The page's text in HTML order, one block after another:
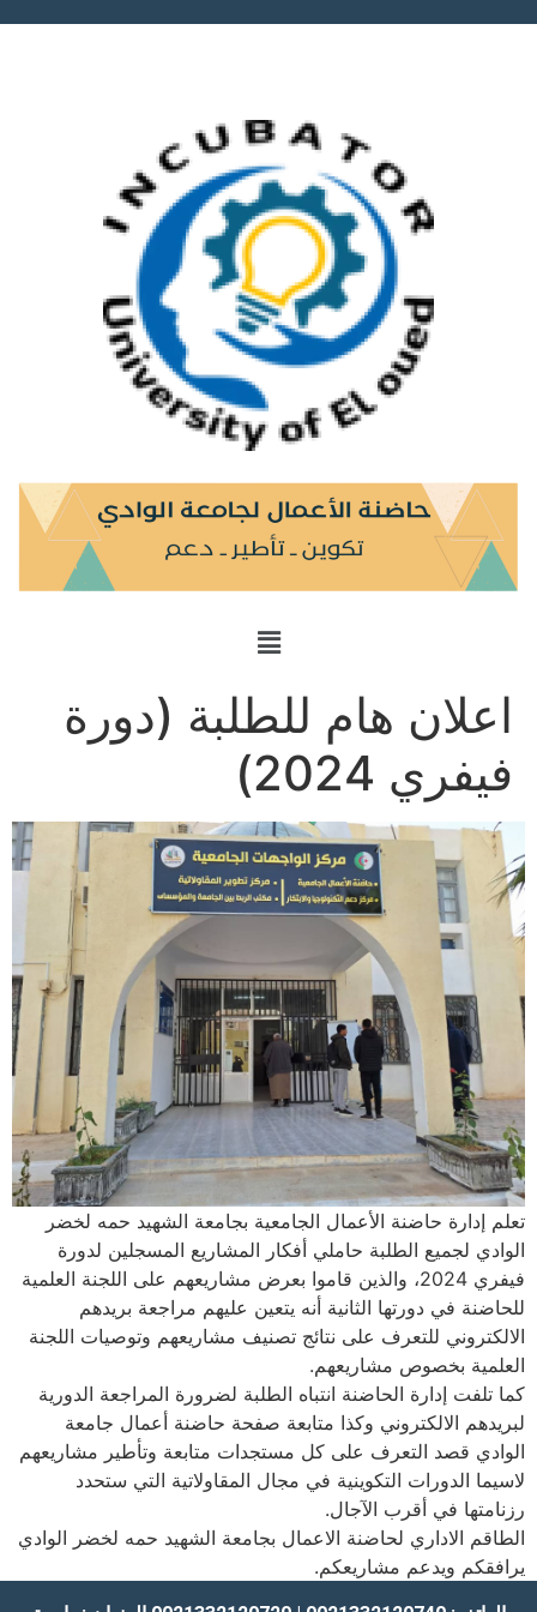
اعلان هام للطلبة (دورة
فيفري 2024)
تعلم إدارة حاضنة الأعمال الجامعية بجامعة الشهيد حمه لخضر
الوادي لجميع الطلبة حاملي أفكار المشاريع المسجلين لدورة
فيفري 2024، والذين قاموا بعرض مشاريعهم على اللجنة العلمية
للحاضنة في دورتها الثانية أنه يتعين عليهم مراجعة بريدهم
الالكتروني للتعرف على نتائج تصنيف مشاريعهم وتوصيات اللجنة
العلمية بخصوص مشاريعهم.
كما تلفت إدارة الحاضنة انتباه الطلبة لضرورة المراجعة الدورية
لبريدهم الالكتروني وكذا متابعة صفحة حاضنة أعمال جامعة
الوادي قصد التعرف على كل مستجدات متابعة وتأطير مشاريعهم
لاسيما الدورات التكوينية في مجال المقاولاتية التي ستحدد
رزنامتها في أقرب الآجال.
الطاقم الاداري لحاضنة الاعمال بجامعة الشهيد حمه لخضر الوادي
يرافقكم ويدعم مشاريعكم.